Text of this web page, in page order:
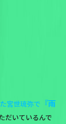
宮世琉弥で 『雨
だいているんで